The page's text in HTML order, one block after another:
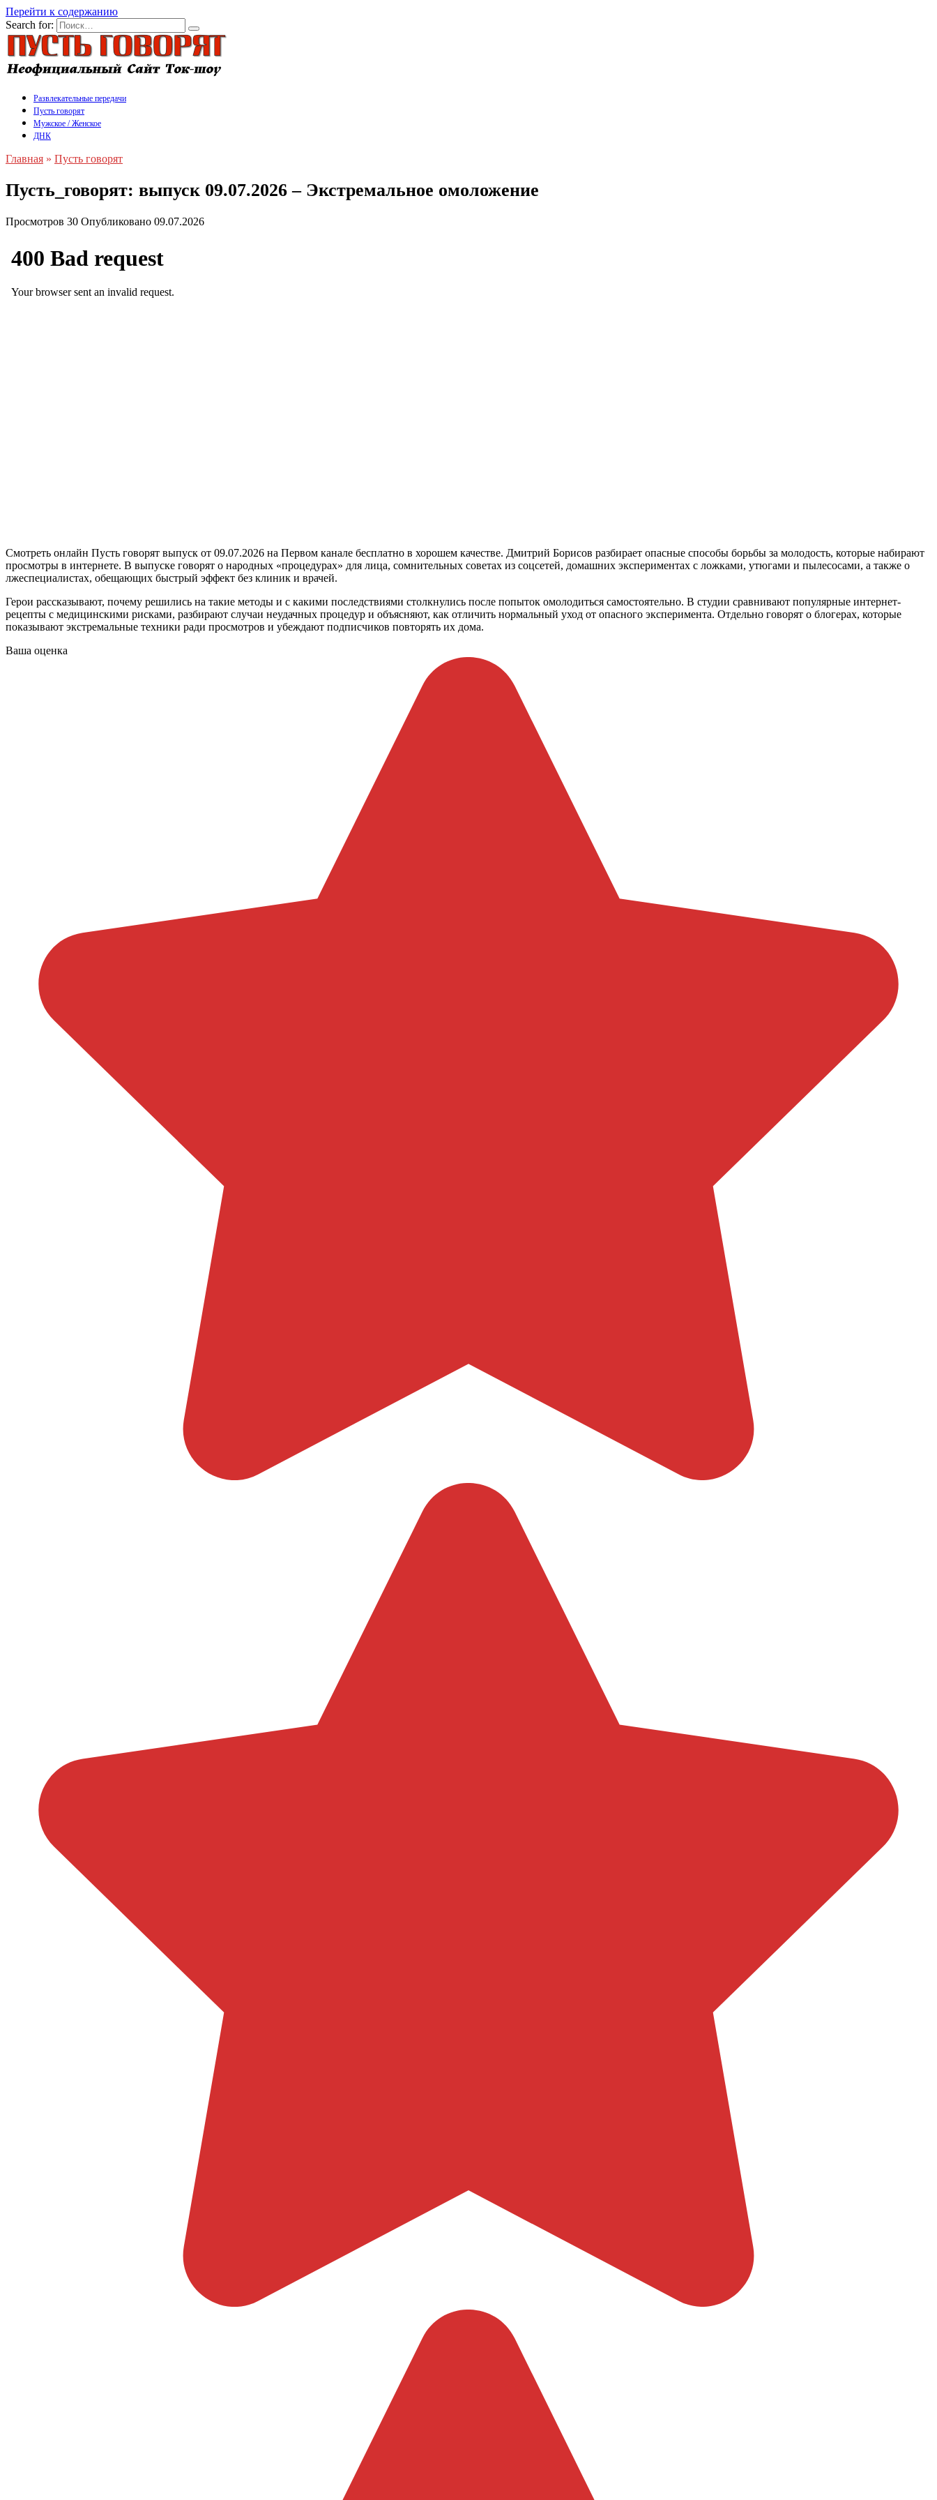
Перейти к содержанию
Search for:
Развлекательные передачи
Пусть говорят
Мужское / Женское
ДНК
Главная » Пусть говорят
Пусть_говорят: выпуск 09.07.2026 – Экстремальное омоложение
Просмотров 30 Опубликовано 09.07.2026
Смотреть онлайн Пусть говорят выпуск от 09.07.2026 на Первом канале бесплатно в хорошем качестве. Дмитрий Борисов разбирает опасные способы борьбы за молодость, которые набирают
просмотры в интернете. В выпуске говорят о народных «процедурах» для лица, сомнительных советах из соцсетей, домашних экспериментах с ложками, утюгами и пылесосами, а также о
лжеспециалистах, обещающих быстрый эффект без клиник и врачей.
Герои рассказывают, почему решились на такие методы и с какими последствиями столкнулись после попыток омолодиться самостоятельно. В студии сравнивают популярные интернет-
рецепты с медицинскими рисками, разбирают случаи неудачных процедур и объясняют, как отличить нормальный уход от опасного эксперимента. Отдельно говорят о блогерах, которые
показывают экстремальные техники ради просмотров и убеждают подписчиков повторять их дома.
Ваша оценка